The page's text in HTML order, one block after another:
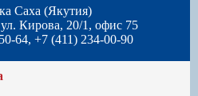
Саха (Якутия)
Кирова, 20/1, офис 75
64, +7 (411) 234-00-90